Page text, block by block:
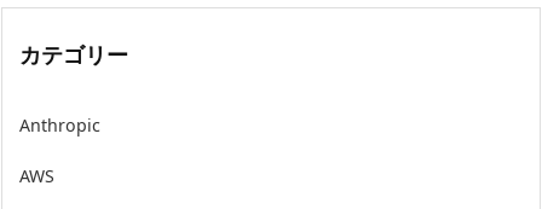
カテゴリー
Anthropic
AWS